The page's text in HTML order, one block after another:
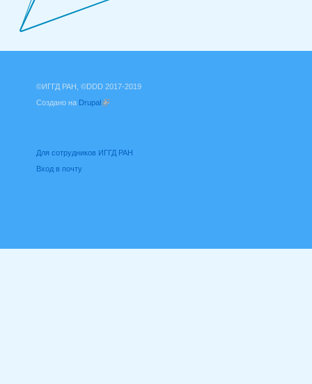
©ИГГД РАН, ©DDD 2017-2019
Создано на Drupal
Для сотрудников ИГГД РАН
Вход в почту